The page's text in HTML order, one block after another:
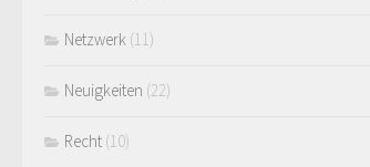
Netzwerk (11)
Neuigkeiten (22)
Recht (10)